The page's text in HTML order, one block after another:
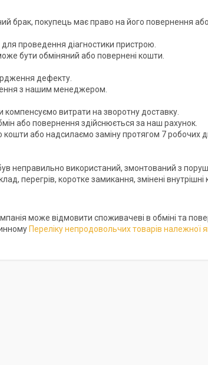
брак, покупець має право на його повернення
проведення діагностики пристрою.
бути обміняний або повернені кошти.
дефекту.
з нашим менеджером.
витрати на зворотну доставку.
або повернення здійснюється за наш рахунок.
або надсилаємо заміну протягом 7 робочих
неправильно використаний, змонтований з
перегрів, коротке замикання, змінені
може відмовити споживачеві в обміні та
Переліку непродовольчих товарів належної